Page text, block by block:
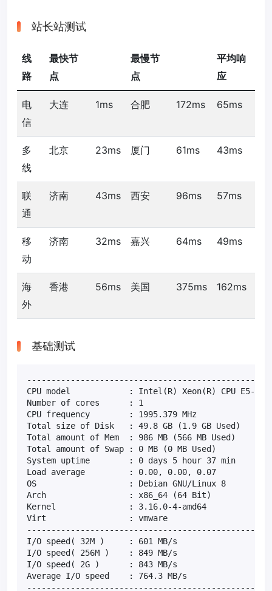
站长站测试
线
路
最快节
点
最慢节
点
平均响
应
电
信
大连 1ms 合肥 172ms 65ms
多
线
北京 23ms 厦门 61ms 43ms
联
通
济南 43ms 西安 96ms 57ms
移
动
济南 32ms 嘉兴 64ms 49ms
海
外
香港 56ms 美国 375ms 162ms
基础测试
CPU model            : Intel(R) Xeon(R) CPU E5-2683
Number of cores      : 1
CPU frequency        : 1995.379 MHz
Total size of Disk   : 49.8 GB (1.9 GB Used)
Total amount of Mem  : 986 MB (566 MB Used)
Total amount of Swap : 0 MB (0 MB Used)
System uptime        : 0 days 5 hour 37 min
Load average         : 0.00, 0.00, 0.07
OS                   : Debian GNU/Linux 8
Arch                 : x86_64 (64 Bit)
Kernel               : 3.16.0-4-amd64
Virt                 : vmware
I/O speed( 32M )     : 601 MB/s
I/O speed( 256M )    : 849 MB/s
I/O speed( 2G )      : 843 MB/s
Average I/O speed    : 764.3 MB/s